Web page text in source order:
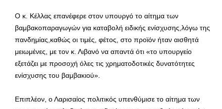
Ο κ. Κέλλας επανέφερε στον υπουργό το αίτημα των
βαμβακοπαραγωγών για καταβολή ειδικής ενίσχυσης,λόγω της
πανδημίας,καθώς οι τιμές, φέτος, στο προϊόν ήταν αισθητά
μειωμένες, με τον κ. Λιβανό να απαντά ότι «το υπουργείο
εξετάζει με προσοχή όλες τις χρηματοδοτικές δυνατότητες
ενίσχυσης του βαμβακιού».
Επιπλέον, ο Λαρισαίος πολιτικός υπενθύμισε το αίτημα των